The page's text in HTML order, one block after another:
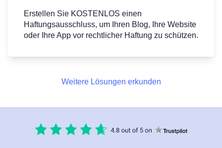
Erstellen Sie KOSTENLOS einen
Haftungsausschluss, um Ihren Blog, Ihre Website
oder Ihre App vor rechtlicher Haftung zu schützen.
Weitere Lösungen erkunden